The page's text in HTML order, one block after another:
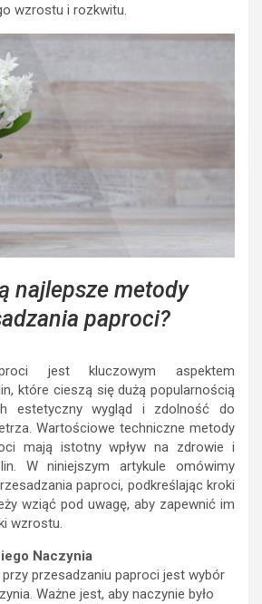
wzrostu i rozkwitu.
najlepsze metody
paproci?
jest kluczowym aspektem
które cieszą się dużą popularnością
estetyczny wygląd i zdolność do
Wartościowe techniczne metody
mają istotny wpływ na zdrowie i
W niniejszym artykule omówimy
paproci, podkreślając kroki
wziąć pod uwagę, aby zapewnić im
wzrostu.
Naczynia
przesadzaniu paproci jest wybór
Ważne jest, aby naczynie było